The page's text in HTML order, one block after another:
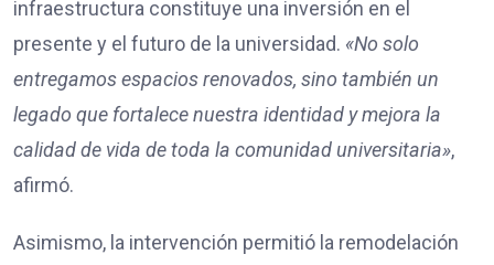
infraestructura constituye una inversión en el
presente y el futuro de la universidad. «No solo
entregamos espacios renovados, sino también un
legado que fortalece nuestra identidad y mejora la
calidad de vida de toda la comunidad universitaria»,
afirmó.
Asimismo, la intervención permitió la remodelación